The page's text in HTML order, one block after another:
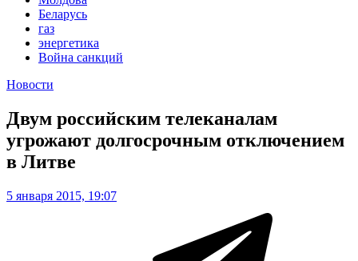
Беларусь
газ
энергетика
Война санкций
Новости
Двум российским телеканалам
угрожают долгосрочным отключением
в Литве
5 января 2015, 19:07